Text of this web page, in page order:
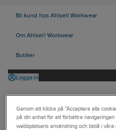
Bli kund hos Ahlsell Workwear
Om Ahlsell Workwear
Butiker
Logga in
Genom att klicka på "Acceptera alla
på din enhet för att förbättra
webbplatsens användning och bistå i våra